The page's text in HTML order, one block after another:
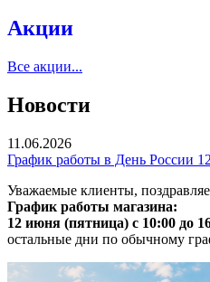
Акции
Все акции...
Новости
11.06.2026
График работы в День России
Уважаемые клиенты,
График работы магазина:
12 июня (пятница) с 10:00 до
остальные дни по обычному